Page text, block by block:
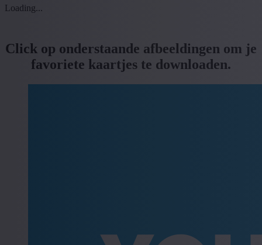
Loading...
Click op onderstaande afbeeldingen om je
favoriete kaartjes te downloaden.